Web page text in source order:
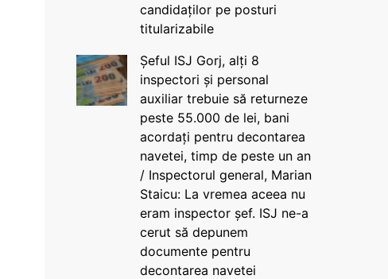
candidaților pe posturi
titularizabile
Șeful ISJ Gorj, alți 8
inspectori și personal
auxiliar trebuie să returneze
peste 55.000 de lei, bani
acordați pentru decontarea
navetei, timp de peste un an
/ Inspectorul general, Marian
Staicu: La vremea aceea nu
eram inspector șef. ISJ ne-a
cerut să depunem
documente pentru
decontarea navetei